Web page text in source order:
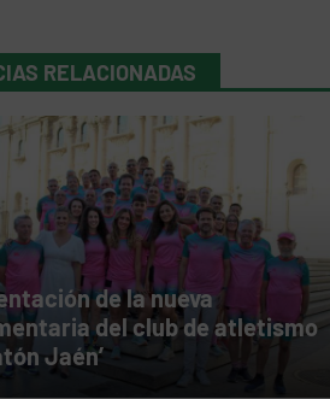
RELACIONADAS
de la nueva
del club de atletismo
Jaén’